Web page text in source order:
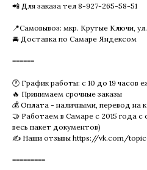
📲 Для заказа тел 8-927-265-58-51
📍Самовывоз: мкр. Крутые Ключи,
🚘 Доставка по Самаре Яндексом
======
🕐 График работы: с 10 до 19 часов
🔥 Принимаем срочные заказы
💰 Оплата - наличными, перевод на
🤝 Работаем в Самаре с 2015 года с
весь пакет документов)
✍ Наши отзывы https://vk.com/topic-
=========